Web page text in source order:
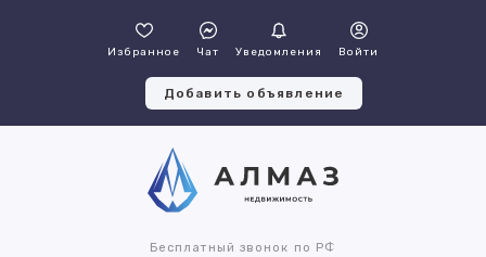
Избранное Чат Уведомления Войти
Добавить объявление
Бесплатный звонок по РФ